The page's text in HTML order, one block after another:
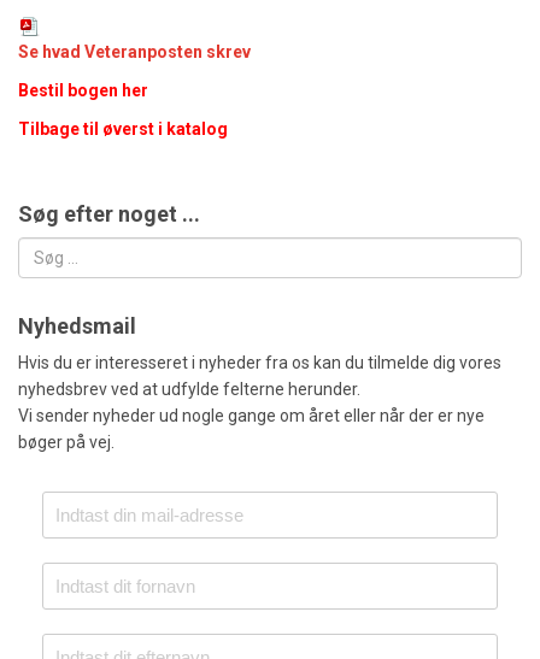
Se hvad Veteranposten skrev
Bestil bogen her
Tilbage til øverst i katalog
Søg efter noget ...
Søg
Nyhedsmail
Hvis du er interesseret i nyheder fra os kan du tilmelde dig vores
nyhedsbrev ved at udfylde felterne herunder.
Vi sender nyheder ud nogle gange om året eller når der er nye
bøger på vej.